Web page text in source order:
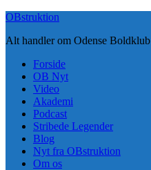
Skip
content
OBstruktion
Alt handler om Odense Boldklub
Forside
OB Nyt
Video
Akademi
Podcast
Stribede Legender
Blog
Nyt fra OBstruktion
Om os